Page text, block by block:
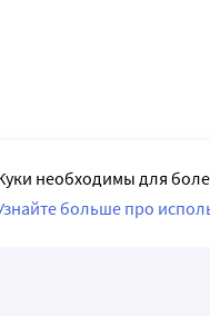
необходимы для
больше про